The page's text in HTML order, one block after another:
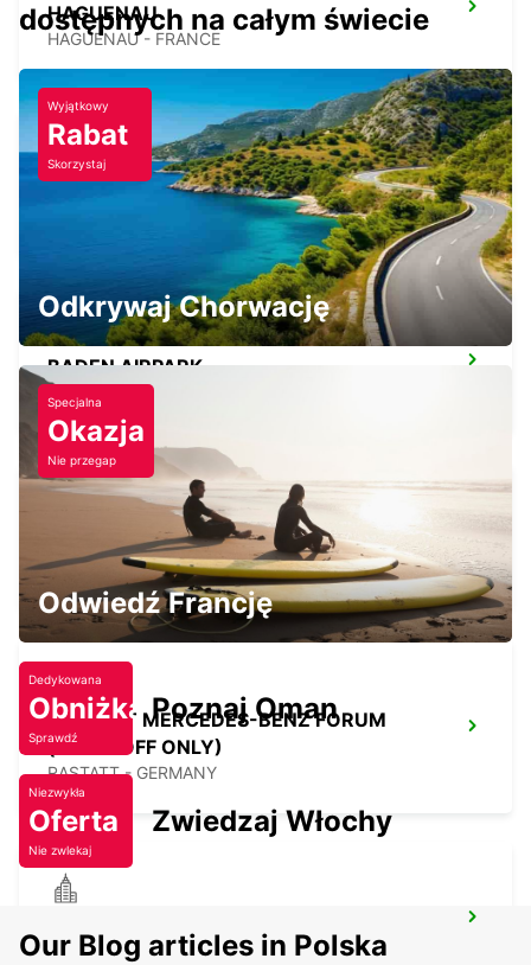
HAGUENAU
HAGUENAU - FRANCE
BADEN AIRPARK
RHEINMUENSTER - GERMANY
BADEN-BADEN
BADEN-BADEN - GERMANY
RASTATT MERCEDES-BENZ FORUM
(DROP-OFF ONLY)
RASTATT - GERMANY
SARREBOURG - FRANCE
dostępnych na całym świecie
Wyjątkowy
Rabat
Skorzystaj
Odkrywaj Chorwację
Specjalna
Okazja
Nie przegap
Odwiedź Francję
Dedykowana
Obniżka
Sprawdź
Poznaj Oman
Niezwykła
Oferta
Nie zwlekaj
Zwiedzaj Włochy
Our Blog articles in Polska